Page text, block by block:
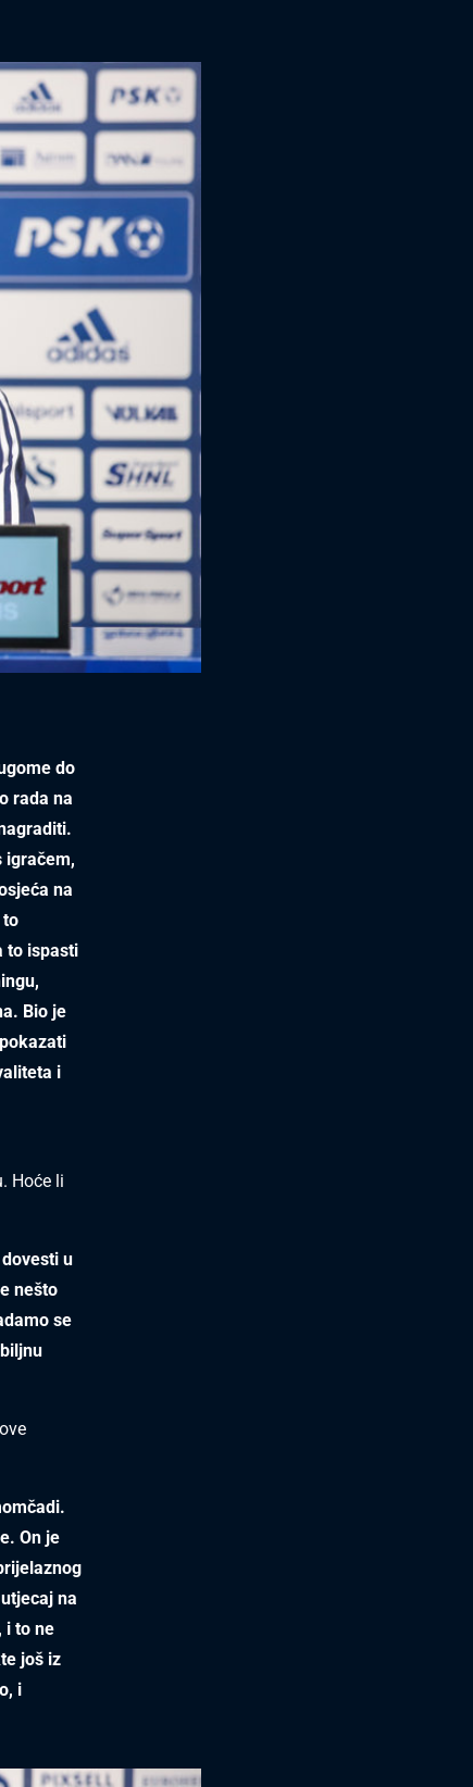
do
rada na
igračem,
na
to
to ispasti
Bio je
i
Hoće li
u
nešto
se
On je
na
i to ne
još iz
i